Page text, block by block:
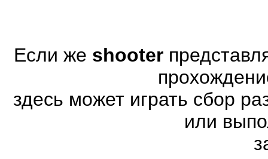
Если же shooter
здесь может играть сбор
или